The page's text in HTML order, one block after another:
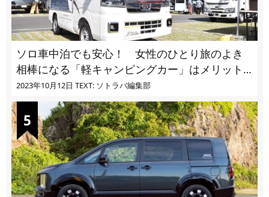
ソロ車中泊でも安心！ 女性のひとり旅のよき
相棒になる「軽キャンピングカー」はメリット
ばかり
2023年10月12日 TEXT: ソトラバ編集部